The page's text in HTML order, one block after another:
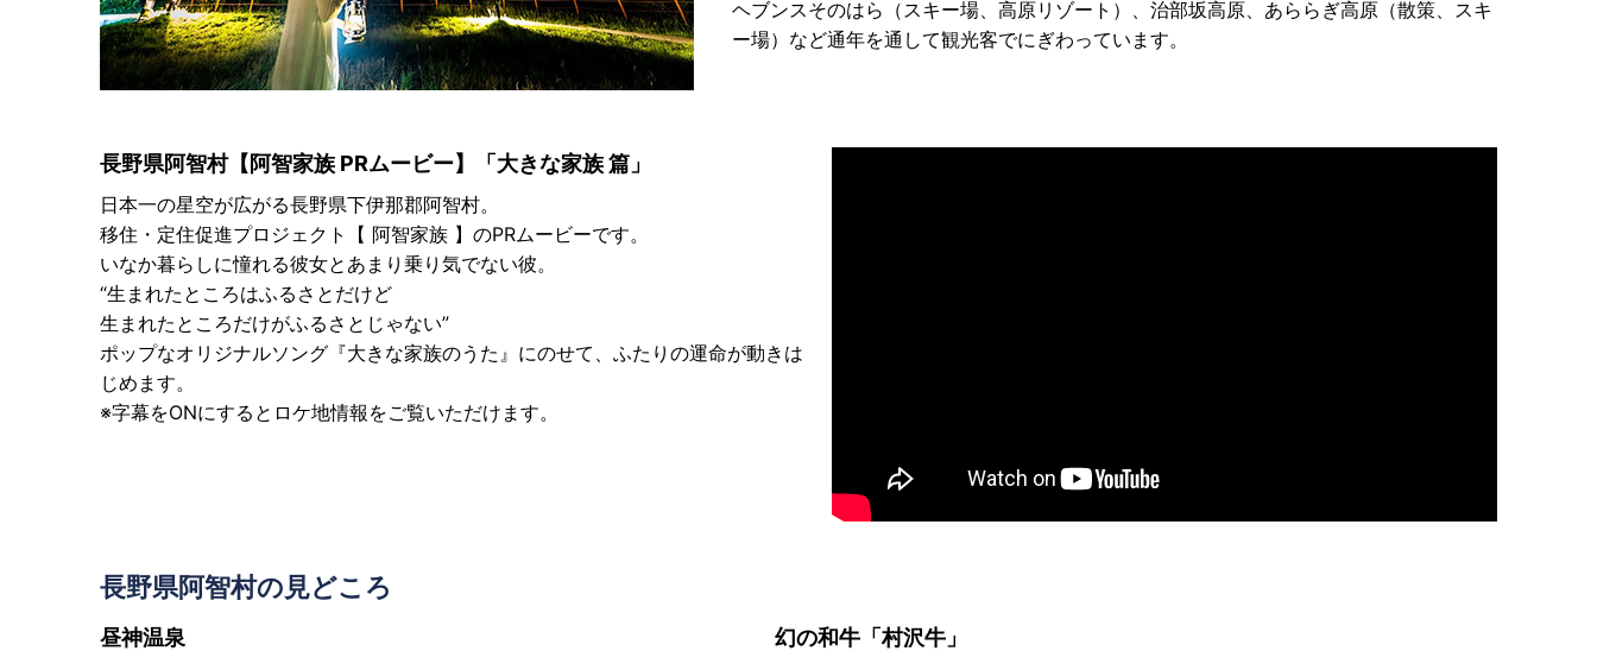
ヘブンスそのはら（スキー場、高原リゾート）、治部坂高原、あららぎ高原（散策、スキ
ー場）など通年を通して観光客でにぎわっています。
長野県阿智村【阿智家族 PRムービー】「大きな家族 篇」
日本一の星空が広がる長野県下伊那郡阿智村。
移住・定住促進プロジェクト【 阿智家族 】のPRムービーです。
いなか暮らしに憧れる彼女とあまり乗り気でない彼。
“生まれたところはふるさとだけど
生まれたところだけがふるさとじゃない”
ポップなオリジナルソング『大きな家族のうた』にのせて、ふたりの運命が動きは
じめます。
※字幕をONにするとロケ地情報をご覧いただけます。
長野県阿智村の見どころ
昼神温泉 幻の和牛「村沢牛」